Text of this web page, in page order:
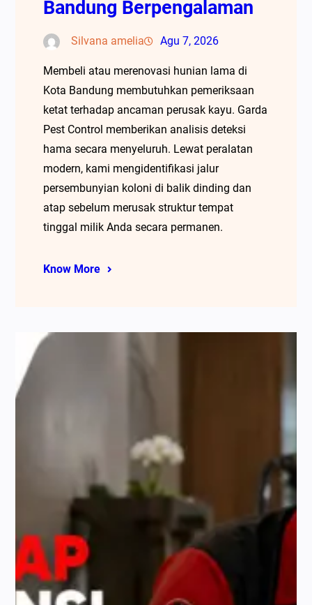
Bandung Berpengalaman
Silvana amelia Agu 7, 2026
Membeli atau merenovasi hunian lama di
Kota Bandung membutuhkan pemeriksaan
ketat terhadap ancaman perusak kayu. Garda
Pest Control memberikan analisis deteksi
hama secara menyeluruh. Lewat peralatan
modern, kami mengidentifikasi jalur
persembunyian koloni di balik dinding dan
atap sebelum merusak struktur tempat
tinggal milik Anda secara permanen.
Know More